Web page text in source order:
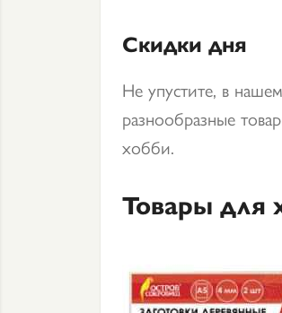
Скидки дня
Не упустите, в
разнообразные
хобби.
Товары для